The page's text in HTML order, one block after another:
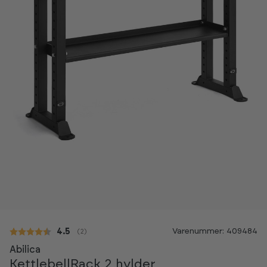
Gennemsnitlig vurdering:
4.5 ( stemmer:
2 ) Varenummer: 409484
Abilica